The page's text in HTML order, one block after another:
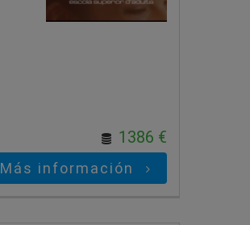
1386 €
Más información